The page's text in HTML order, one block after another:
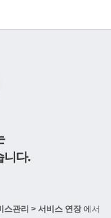
니다.
스관리 > 서비스 연장에서